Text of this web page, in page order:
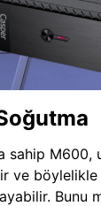
sahip M600,
böylelikle
Bunu